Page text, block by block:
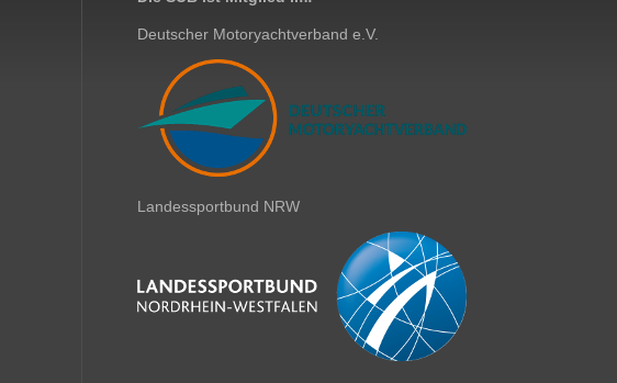
Deutscher Motoryachtverband e.V.
Landessportbund NRW